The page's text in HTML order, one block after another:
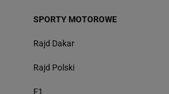
SPORTY MOTOROWE
Rajd Dakar
Rajd Polski
F1